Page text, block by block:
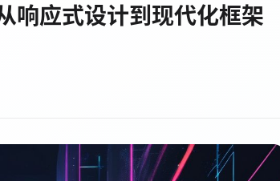
响应式设计到现代化框架